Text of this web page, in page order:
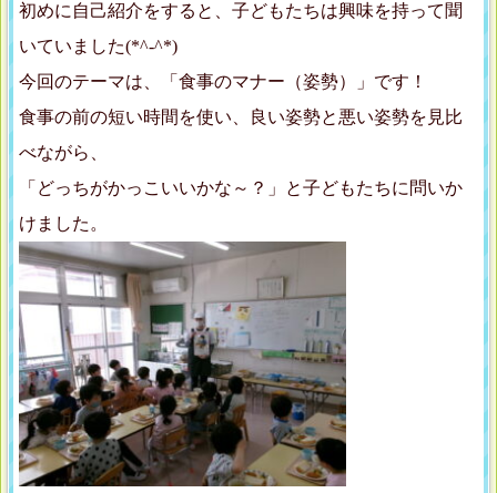
初めに自己紹介をすると、子どもたちは興味を持って聞
いていました(*^-^*)
今回のテーマは、「食事のマナー（姿勢）」です！
食事の前の短い時間を使い、良い姿勢と悪い姿勢を見比
べながら、
「どっちがかっこいいかな～？」と子どもたちに問いか
けました。